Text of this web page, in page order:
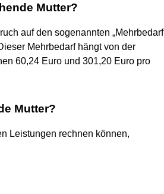
Mutter?
auf den sogenannten „Mehrbedarf
Mehrbedarf hängt von der
60,24 Euro und 301,20 Euro pro
Mutter?
Leistungen rechnen können,